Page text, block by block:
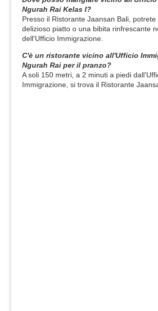
Ngurah Rai Kelas I?
Presso il Ristorante Jaansan Bali,
delizioso piatto o una bibita rinfrescante
dell'Ufficio Immigrazione.
C'è un ristorante vicino all'Ufficio
Ngurah Rai per il pranzo?
A soli 150 metri, a 2 minuti a piedi
Immigrazione, si trova il Ristorante